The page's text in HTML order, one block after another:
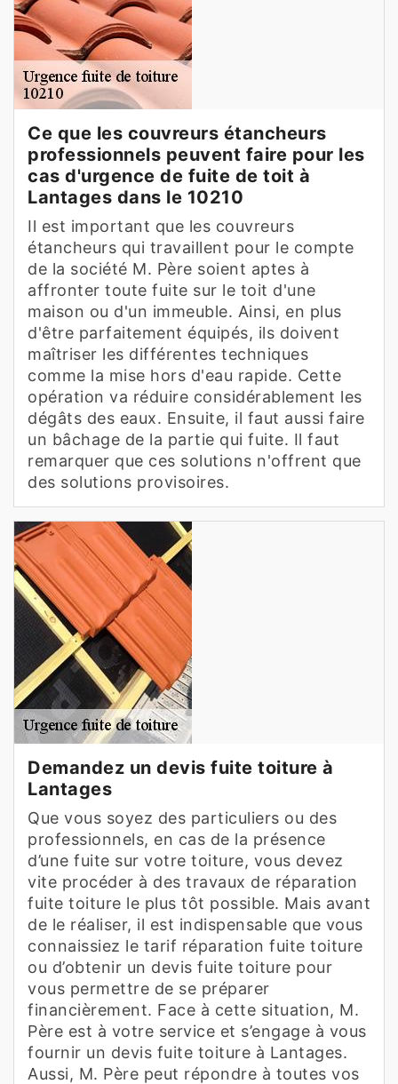
Ce que les couvreurs étancheurs
professionnels peuvent faire pour les
cas d'urgence de fuite de toit à
Lantages dans le 10210
Il est important que les couvreurs
étancheurs qui travaillent pour le compte
de la société M. Père soient aptes à
affronter toute fuite sur le toit d'une
maison ou d'un immeuble. Ainsi, en plus
d'être parfaitement équipés, ils doivent
maîtriser les différentes techniques
comme la mise hors d'eau rapide. Cette
opération va réduire considérablement les
dégâts des eaux. Ensuite, il faut aussi faire
un bâchage de la partie qui fuite. Il faut
remarquer que ces solutions n'offrent que
des solutions provisoires.
Demandez un devis fuite toiture à
Lantages
Que vous soyez des particuliers ou des
professionnels, en cas de la présence
d’une fuite sur votre toiture, vous devez
vite procéder à des travaux de réparation
fuite toiture le plus tôt possible. Mais avant
de le réaliser, il est indispensable que vous
connaissiez le tarif réparation fuite toiture
ou d’obtenir un devis fuite toiture pour
vous permettre de se préparer
financièrement. Face à cette situation, M.
Père est à votre service et s’engage à vous
fournir un devis fuite toiture à Lantages.
Aussi, M. Père peut répondre à toutes vos